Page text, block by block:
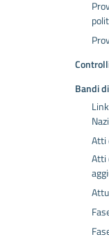
Bandi
Atti
Atti